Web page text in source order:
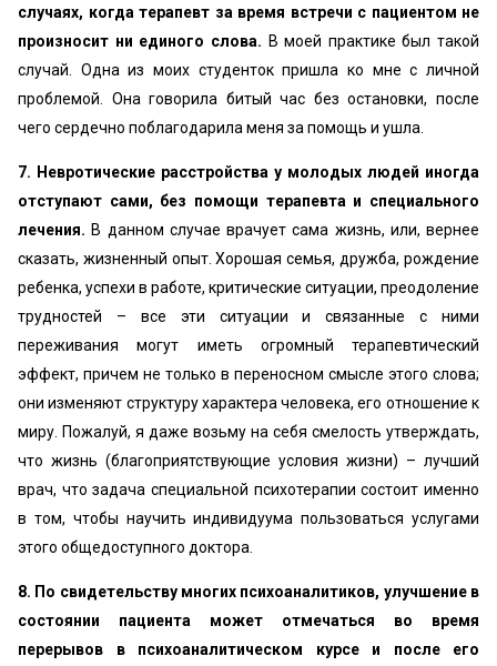
случаях, когда терапевт за время встречи с пациентом не
произносит ни единого слова. В моей практике был такой
случай. Одна из моих студенток пришла ко мне с личной
проблемой. Она говорила битый час без остановки, после
чего сердечно поблагодарила меня за помощь и ушла.
7. Невротические расстройства у молодых людей иногда
отступают сами, без помощи терапевта и специального
лечения. В данном случае врачует сама жизнь, или, вернее
сказать, жизненный опыт. Хорошая семья, дружба, рождение
ребенка, успехи в работе, критические ситуации, преодоление
трудностей – все эти ситуации и связанные с ними
переживания могут иметь огромный терапевтический
эффект, причем не только в переносном смысле этого слова;
они изменяют структуру характера человека, его отношение к
миру. Пожалуй, я даже возьму на себя смелость утверждать,
что жизнь (благоприятствующие условия жизни) – лучший
врач, что задача специальной психотерапии состоит именно
в том, чтобы научить индивидуума пользоваться услугами
этого общедоступного доктора.
8. По свидетельству многих психоаналитиков, улучшение в
состоянии пациента может отмечаться во время
перерывов в психоаналитическом курсе и после его